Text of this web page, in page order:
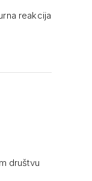
reakcija
društvu